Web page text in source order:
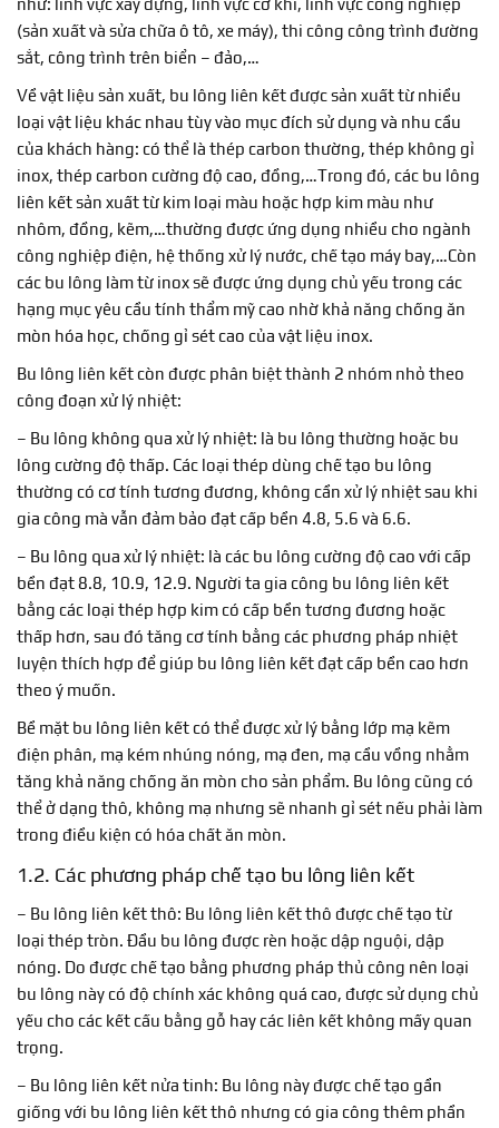
như: lĩnh vực xây dựng, lĩnh vực cơ khí, lĩnh vực công nghiệp
(sản xuất và sửa chữa ô tô, xe máy), thi công công trình đường
sắt, công trình trên biển – đảo,…
Về vật liệu sản xuất, bu lông liên kết được sản xuất từ nhiều
loại vật liệu khác nhau tùy vào mục đích sử dụng và nhu cầu
của khách hàng: có thể là thép carbon thường, thép không gỉ
inox, thép carbon cường độ cao, đồng,…Trong đó, các bu lông
liên kết sản xuất từ kim loại màu hoặc hợp kim màu như
nhôm, đồng, kẽm,…thường được ứng dụng nhiều cho ngành
công nghiệp điện, hệ thống xử lý nước, chế tạo máy bay,…Còn
các bu lông làm từ inox sẽ được ứng dụng chủ yếu trong các
hạng mục yêu cầu tính thẩm mỹ cao nhờ khả năng chống ăn
mòn hóa học, chống gỉ sét cao của vật liệu inox.
Bu lông liên kết còn được phân biệt thành 2 nhóm nhỏ theo
công đoạn xử lý nhiệt:
– Bu lông không qua xử lý nhiệt: là bu lông thường hoặc bu
lông cường độ thấp. Các loại thép dùng chế tạo bu lông
thường có cơ tính tương đương, không cần xử lý nhiệt sau khi
gia công mà vẫn đảm bảo đạt cấp bền 4.8, 5.6 và 6.6.
– Bu lông qua xử lý nhiệt: là các bu lông cường độ cao với cấp
bền đạt 8.8, 10.9, 12.9. Người ta gia công bu lông liên kết
bằng các loại thép hợp kim có cấp bền tương đương hoặc
thấp hơn, sau đó tăng cơ tính bằng các phương pháp nhiệt
luyện thích hợp để giúp bu lông liên kết đạt cấp bền cao hơn
theo ý muốn.
Bề mặt bu lông liên kết có thể được xử lý bằng lớp mạ kẽm
điện phân, mạ kém nhúng nóng, mạ đen, mạ cầu vồng nhằm
tăng khả năng chống ăn mòn cho sản phẩm. Bu lông cũng có
thể ở dạng thô, không mạ nhưng sẽ nhanh gỉ sét nếu phải làm
trong điều kiện có hóa chất ăn mòn.
1.2. Các phương pháp chế tạo bu lông liên kết
– Bu lông liên kết thô: Bu lông liên kết thô được chế tạo từ
loại thép tròn. Đầu bu lông được rèn hoặc dập nguội, dập
nóng. Do được chế tạo bằng phương pháp thủ công nên loại
bu lông này có độ chính xác không quá cao, được sử dụng chủ
yếu cho các kết cấu bằng gỗ hay các liên kết không mấy quan
trọng.
– Bu lông liên kết nửa tinh: Bu lông này được chế tạo gần
giống với bu lông liên kết thô nhưng có gia công thêm phần